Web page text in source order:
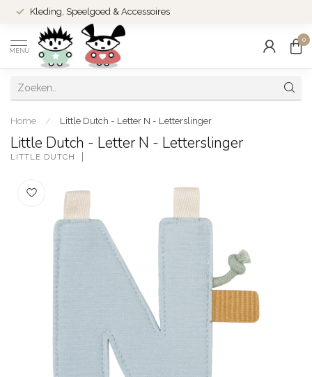
Kleding, Speelgoed & Accessoires
MENU
0
Home / Little Dutch - Letter N - Letterslinger
Little Dutch - Letter N - Letterslinger
LITTLE DUTCH